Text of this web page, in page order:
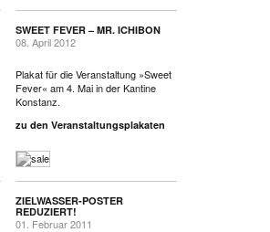
SWEET FEVER – MR. ICHIBON
08. April 2012
Plakat für die Veranstaltung »Sweet
Fever« am 4. Mai in der Kantine
Konstanz.
zu den Veranstaltungsplakaten
ZIELWASSER-POSTER
REDUZIERT!
01. Februar 2011